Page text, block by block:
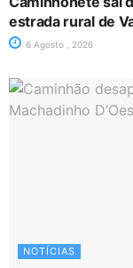
estrada rural de
6 Agosto , 2026
NOTÍCIAS